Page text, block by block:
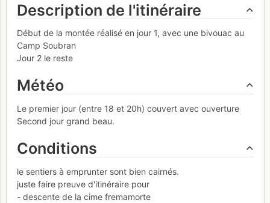
Description de l'itinéraire
Début de la montée réalisé en jour 1, avec une bivouac au
Camp Soubran
Jour 2 le reste
Météo
Le premier jour (entre 18 et 20h) couvert avec ouverture
Second jour grand beau.
Conditions
le sentiers à emprunter sont bien cairnés.
juste faire preuve d'itinéraire pour
- descente de la cime fremamorte